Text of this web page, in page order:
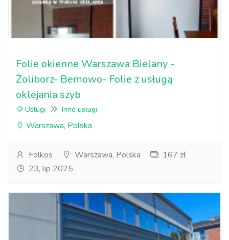
Folie okienne Warszawa Bielany -
Żoliborz- Bemowo- Folie z usługą
oklejania szyb
Usługi Inne usługi
Warszawa, Polska
Folkos Warszawa, Polska
167 zł
23, lip 2025